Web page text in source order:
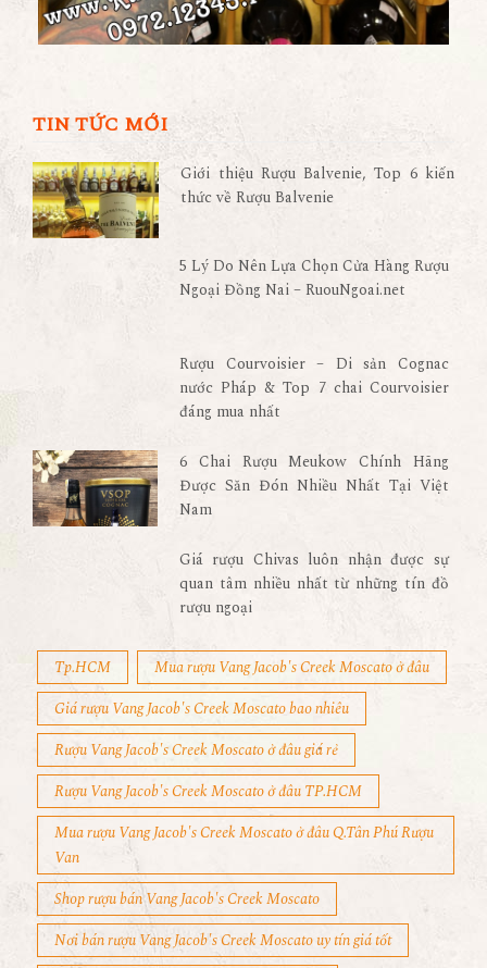
TIN TỨC MỚI
Giới thiệu Rượu Balvenie, Top 6 kiến
thức về Rượu Balvenie
5 Lý Do Nên Lựa Chọn Cửa Hàng Rượu
Ngoại Đồng Nai – RuouNgoai.net
Rượu Courvoisier – Di sản Cognac
nước Pháp & Top 7 chai Courvoisier
đáng mua nhất
6 Chai Rượu Meukow Chính Hãng
Được Săn Đón Nhiều Nhất Tại Việt
Nam
Giá rượu Chivas luôn nhận được sự
quan tâm nhiều nhất từ những tín đồ
rượu ngoại
Tp.HCM
Mua rượu Vang Jacob's Creek Moscato ở đâu
Giá rượu Vang Jacob's Creek Moscato bao nhiêu
Rượu Vang Jacob's Creek Moscato ở đâu giá rẻ
Rượu Vang Jacob's Creek Moscato ở đâu TP.HCM
Mua rượu Vang Jacob's Creek Moscato ở đâu Q.Tân Phú Rượu
Van
Shop rượu bán Vang Jacob's Creek Moscato
Nơi bán rượu Vang Jacob's Creek Moscato uy tín giá tốt